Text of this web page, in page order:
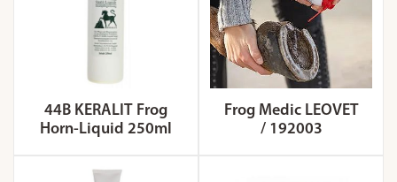
44B KERALIT Frog
Horn-Liquid 250ml
Frog Medic LEOVET
/ 192003